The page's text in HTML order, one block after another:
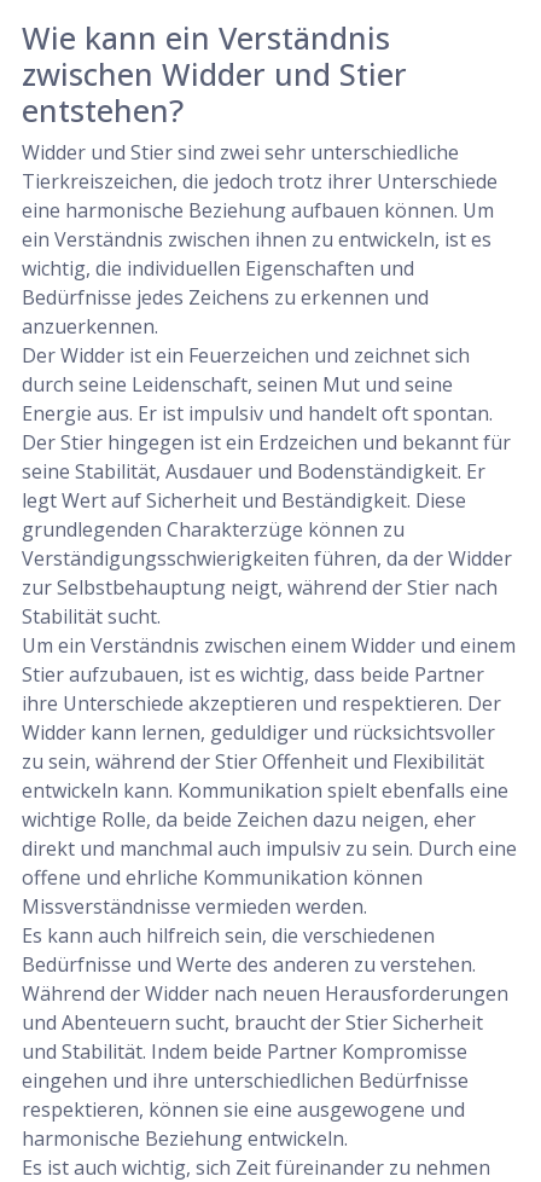
Wie kann ein Verständnis
zwischen Widder und Stier
entstehen?
Widder und Stier sind zwei sehr unterschiedliche
Tierkreiszeichen, die jedoch trotz ihrer Unterschiede
eine harmonische Beziehung aufbauen können. Um
ein Verständnis zwischen ihnen zu entwickeln, ist es
wichtig, die individuellen Eigenschaften und
Bedürfnisse jedes Zeichens zu erkennen und
anzuerkennen.
Der Widder ist ein Feuerzeichen und zeichnet sich
durch seine Leidenschaft, seinen Mut und seine
Energie aus. Er ist impulsiv und handelt oft spontan.
Der Stier hingegen ist ein Erdzeichen und bekannt für
seine Stabilität, Ausdauer und Bodenständigkeit. Er
legt Wert auf Sicherheit und Beständigkeit. Diese
grundlegenden Charakterzüge können zu
Verständigungsschwierigkeiten führen, da der Widder
zur Selbstbehauptung neigt, während der Stier nach
Stabilität sucht.
Um ein Verständnis zwischen einem Widder und einem
Stier aufzubauen, ist es wichtig, dass beide Partner
ihre Unterschiede akzeptieren und respektieren. Der
Widder kann lernen, geduldiger und rücksichtsvoller
zu sein, während der Stier Offenheit und Flexibilität
entwickeln kann. Kommunikation spielt ebenfalls eine
wichtige Rolle, da beide Zeichen dazu neigen, eher
direkt und manchmal auch impulsiv zu sein. Durch eine
offene und ehrliche Kommunikation können
Missverständnisse vermieden werden.
Es kann auch hilfreich sein, die verschiedenen
Bedürfnisse und Werte des anderen zu verstehen.
Während der Widder nach neuen Herausforderungen
und Abenteuern sucht, braucht der Stier Sicherheit
und Stabilität. Indem beide Partner Kompromisse
eingehen und ihre unterschiedlichen Bedürfnisse
respektieren, können sie eine ausgewogene und
harmonische Beziehung entwickeln.
Es ist auch wichtig, sich Zeit füreinander zu nehmen